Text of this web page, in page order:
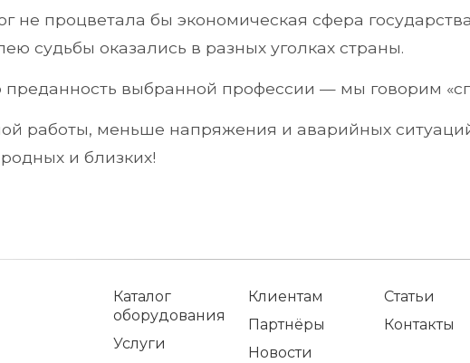
не процветала бы экономическая сфера
судьбы оказались в разных уголках страны.
преданность выбранной профессии — мы говорим
работы, меньше напряжения и аварийных
и близких!
Каталог
оборудования
Услуги
Клиентам
Партнёры
Новости
Статьи
Контакты